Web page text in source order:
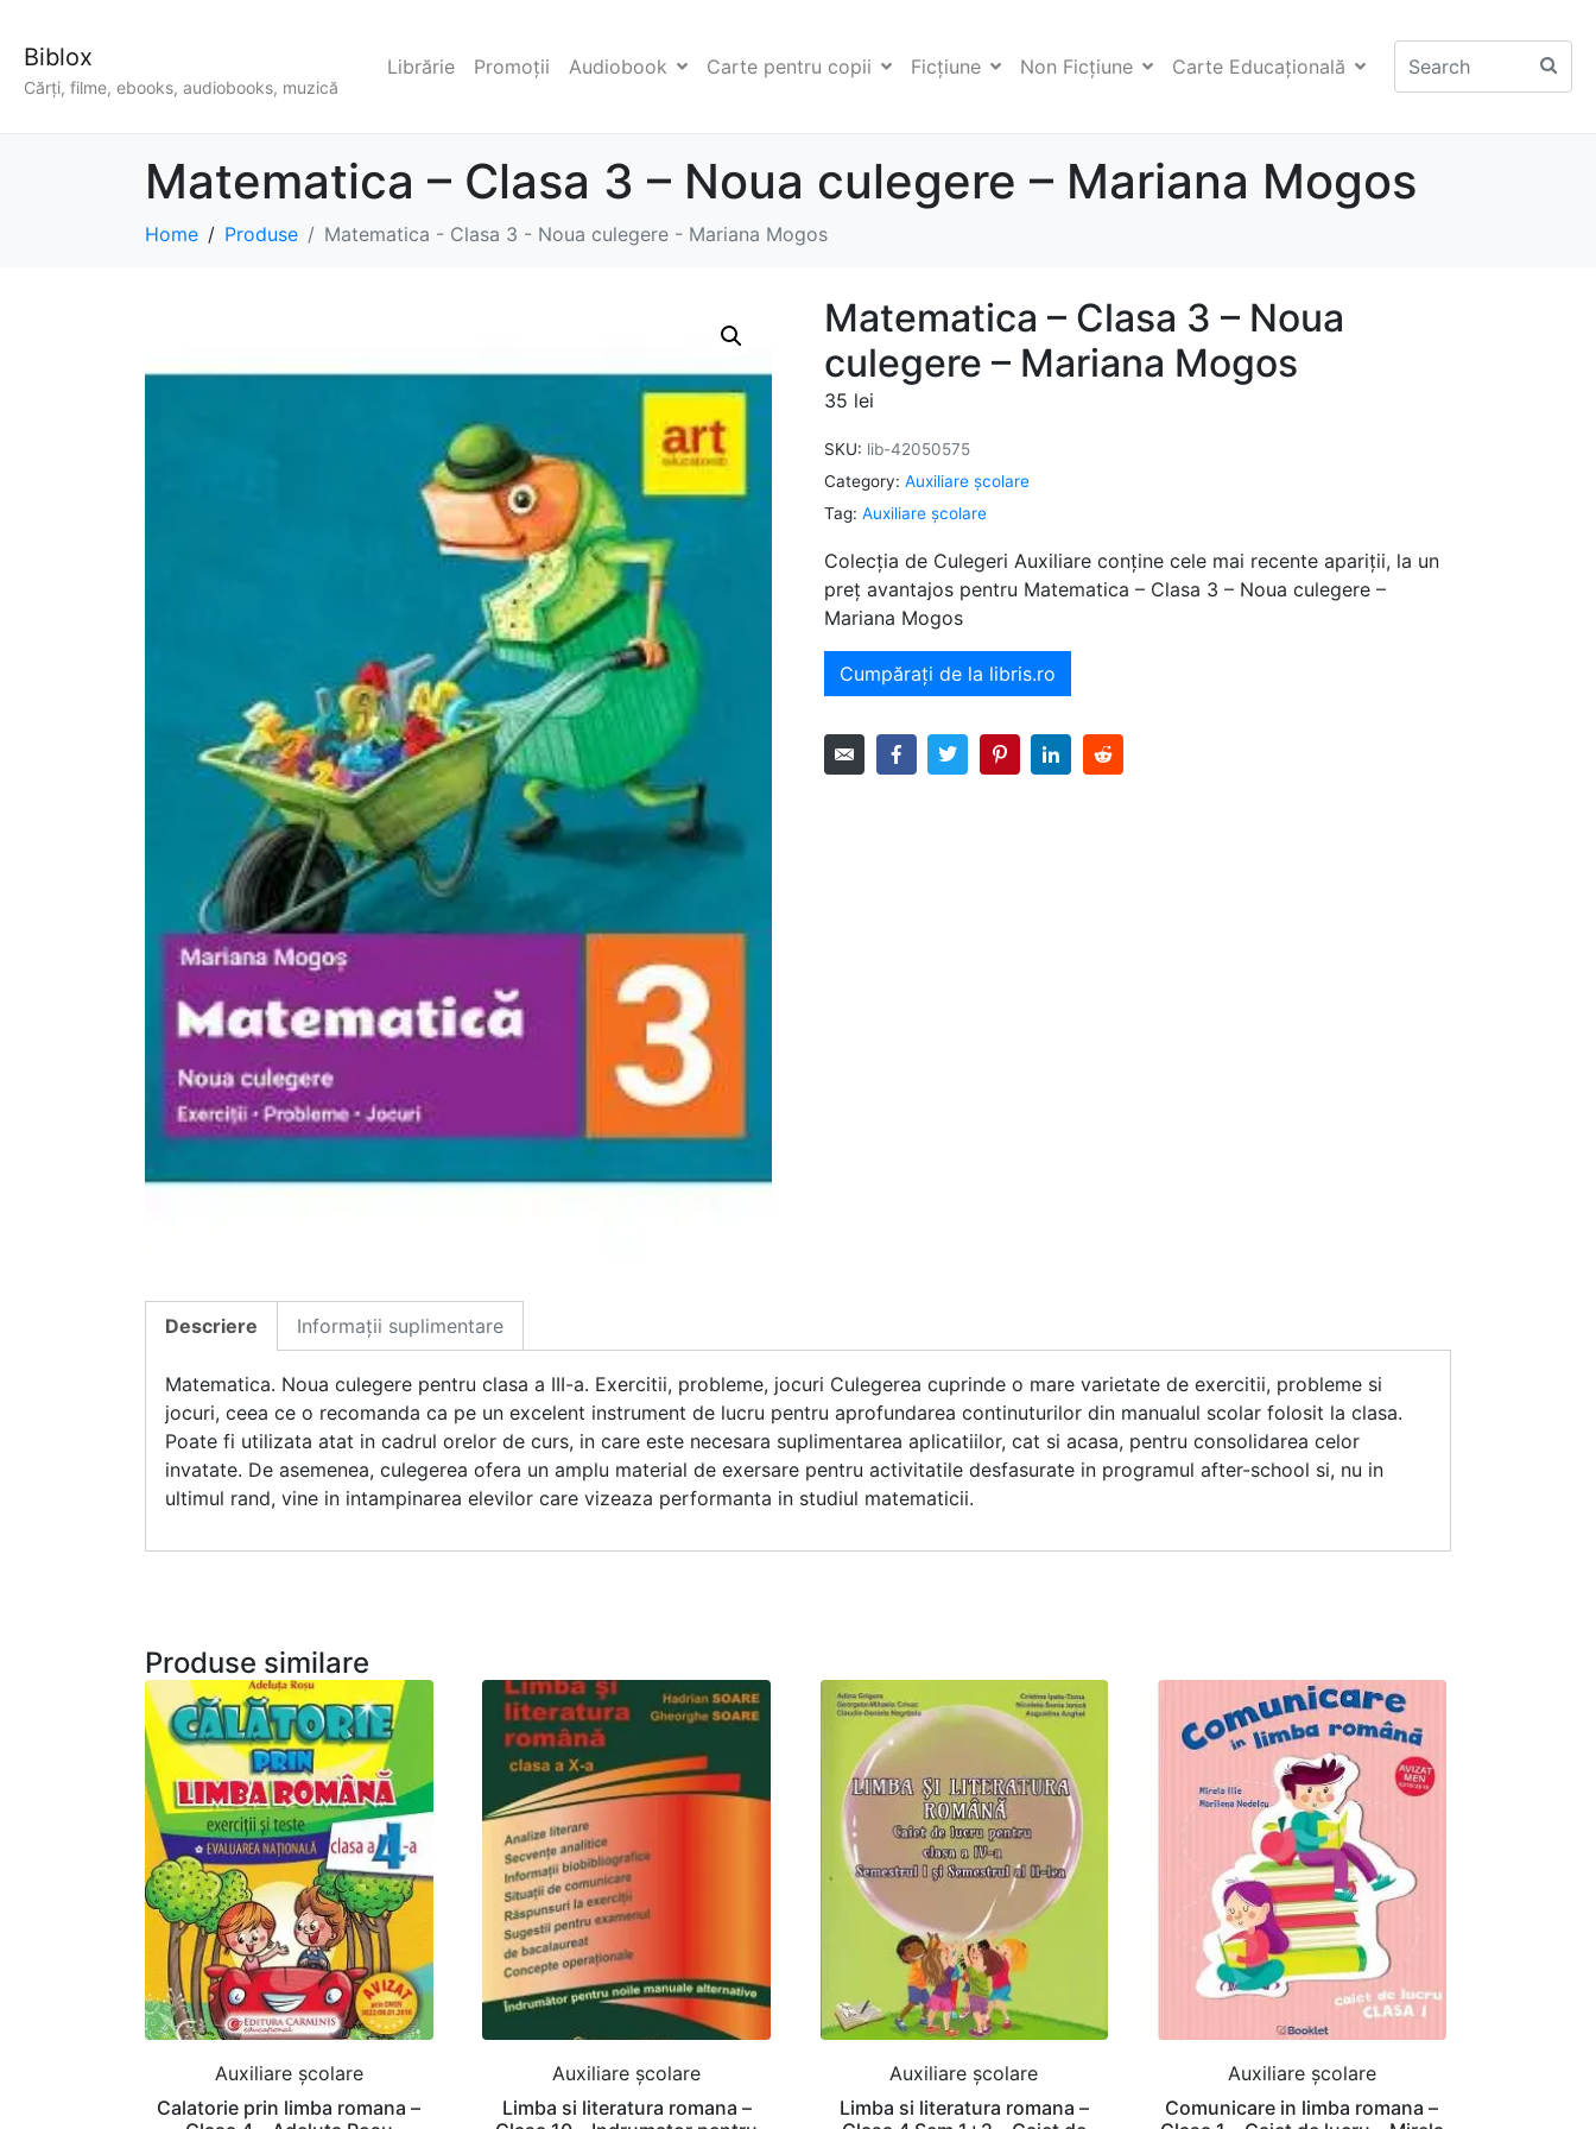
Biblox
Cărți, filme, ebooks, audiobooks, muzică
Librărie Promoții Audiobook Carte pentru copii Ficţiune Non Ficţiune Carte Educaţională
Matematica – Clasa 3 – Noua culegere – Mariana Mogos
Home Produse Matematica - Clasa 3 - Noua culegere - Mariana Mogos
Matematica – Clasa 3 – Noua
culegere – Mariana Mogos
35 lei
SKU: lib-42050575
Category: Auxiliare şcolare
Tag: Auxiliare şcolare
Colecția de Culegeri Auxiliare conține cele mai recente apariții, la un
preț avantajos pentru Matematica – Clasa 3 – Noua culegere –
Mariana Mogos
Cumpărați de la libris.ro
Descriere Informații suplimentare
Matematica. Noua culegere pentru clasa a III-a. Exercitii, probleme, jocuri Culegerea cuprinde o mare varietate de exercitii, probleme si
jocuri, ceea ce o recomanda ca pe un excelent instrument de lucru pentru aprofundarea continuturilor din manualul scolar folosit la clasa.
Poate fi utilizata atat in cadrul orelor de curs, in care este necesara suplimentarea aplicatiilor, cat si acasa, pentru consolidarea celor
invatate. De asemenea, culegerea ofera un amplu material de exersare pentru activitatile desfasurate in programul after-school si, nu in
ultimul rand, vine in intampinarea elevilor care vizeaza performanta in studiul matematicii.
Produse similare
Auxiliare şcolare
Calatorie prin limba romana –
Auxiliare şcolare
Limba si literatura romana –
Auxiliare şcolare
Limba si literatura romana –
Auxiliare şcolare
Comunicare in limba romana –